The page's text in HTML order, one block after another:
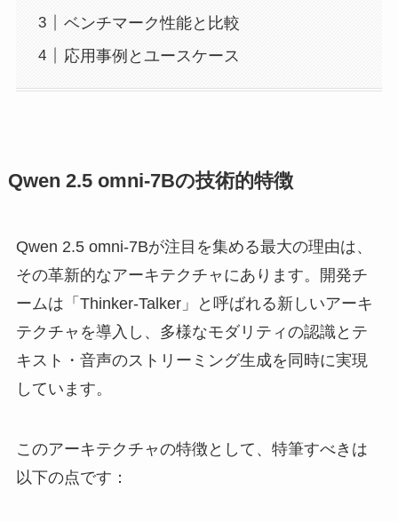
ベンチマーク性能と比較
応用事例とユースケース
Qwen 2.5 omni-7Bの技術的特徴
Qwen 2.5 omni-7Bが注目を集める最大の理由は、
その革新的なアーキテクチャにあります。開発チ
ームは「Thinker-Talker」と呼ばれる新しいアーキ
テクチャを導入し、多様なモダリティの認識とテ
キスト・音声のストリーミング生成を同時に実現
しています。
このアーキテクチャの特徴として、特筆すべきは
以下の点です：